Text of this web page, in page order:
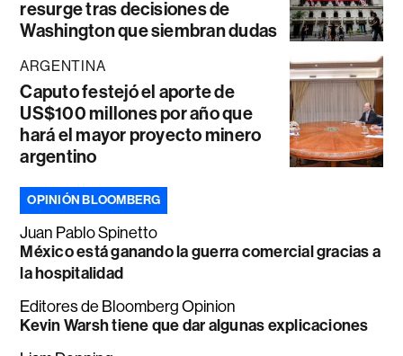
resurge tras decisiones de
Washington que siembran dudas
ARGENTINA
Caputo festejó el aporte de
US$100 millones por año que
hará el mayor proyecto minero
argentino
OPINIÓN BLOOMBERG
Juan Pablo Spinetto
México está ganando la guerra comercial gracias a
la hospitalidad
Editores de Bloomberg Opinion
Kevin Warsh tiene que dar algunas explicaciones